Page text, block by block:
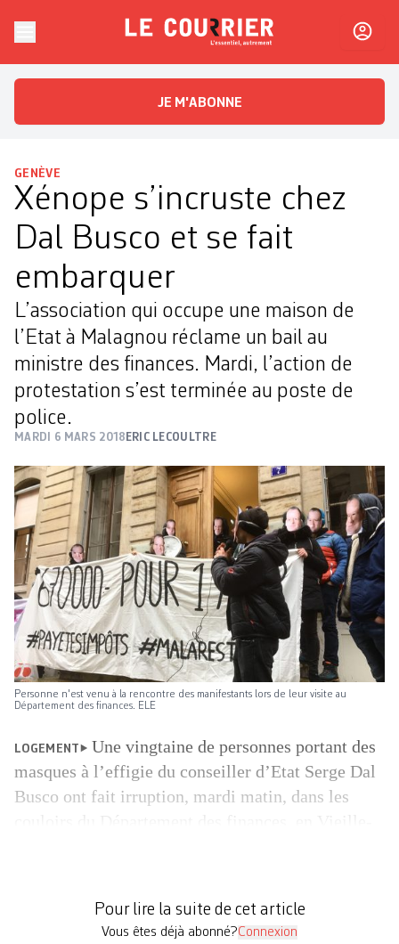
Le CourrierL'essentiel, autrement
JE M'ABONNE
GENÈVE
Xénope s’incruste chez
Dal Busco et se fait
embarquer
L’association qui occupe une maison de
l’Etat à Malagnou réclame un bail au
ministre des finances. Mardi, l’action de
protestation s’est terminée au poste de
police.
MARDI 6 MARS 2018 ERIC LECOULTRE
Personne n'est venu à la rencontre des manifestants lors de leur visite au
Département des finances. ELE
LOGEMENT
Une vingtaine de personnes portant des
masques à l’effigie du conseiller d’Etat Serge Dal
Busco ont fait irruption, mardi matin, dans les
Malagnou, ont réclamé un […]
Pour lire la suite de cet article
Vous êtes déjà abonné?Connexion